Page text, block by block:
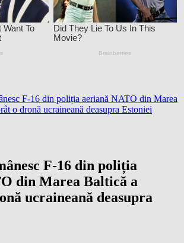
F-16 din poliția aeriană NATO din Marea
o dronă ucraineană deasupra Estoniei
F-16 din poliția
din Marea Baltică a
ucraineană deasupra